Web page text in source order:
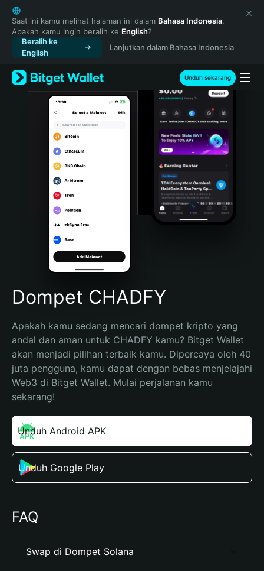
English
日本語
Tiếng Việt
Русский
Español (Latinoamérica)
Türkçe
Italiano
Português (Portugal)
Bahasa Indonesia
Português (Brasil)
Español (Argentina)
Saat ini kamu melihat halaman ini dalam Bahasa Indonesia.
Apakah kamu ingin beralih ke English?
Beralih ke
English
Lanjutkan dalam Bahasa Indonesia
Unduh sekarang
Dompet CHADFY
Apakah kamu sedang mencari dompet kripto yang
andal dan aman untuk CHADFY kamu? Bitget Wallet
akan menjadi pilihan terbaik kamu. Dipercaya oleh 40
juta pengguna, kamu dapat dengan bebas menjelajahi
Web3 di Bitget Wallet. Mulai perjalanan kamu
sekarang!
Unduh Android APK
Unduh Google Play
FAQ
Swap di Dompet Solana